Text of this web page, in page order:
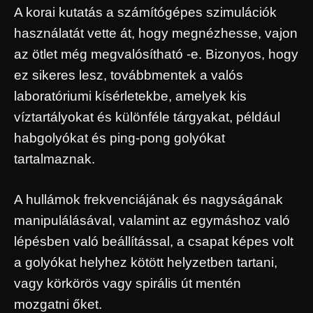
A korai kutatás a számítógépes szimulációk
használatát vette át, hogy megnézhesse, vajon
az ötlet még megvalósítható -e. Bizonyos, hogy
ez sikeres lesz, továbbmentek a valós
laboratóriumi kísérletekbe, amelyek kis
víztartályokat és különféle tárgyakat, például
habgolyókat és ping-pong golyókat
tartalmaznak.
A hullámok frekvenciájának és nagyságának
manipulálásával, valamint az egymáshoz való
lépésben való beállítással, a csapat képes volt
a golyókat helyhez kötött helyzetben tartani,
vagy körkörös vagy spirális út mentén
mozgatni őket.